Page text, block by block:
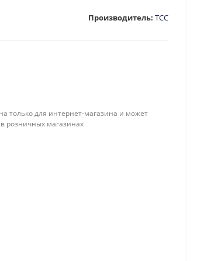
Производитель: ТСС
только для интернет-магазина и может
розничных магазинах